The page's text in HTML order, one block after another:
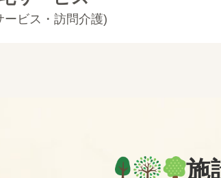
ービス・訪問介護)
施